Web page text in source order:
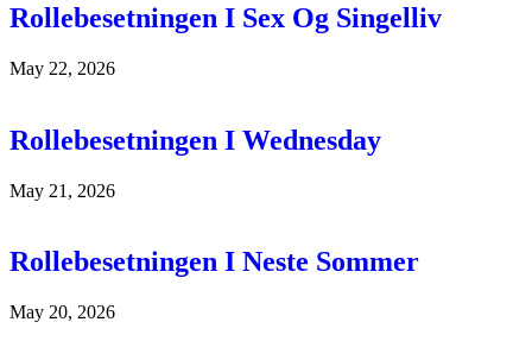
Rollebesetningen I Sex Og Singelliv
May 22, 2026
Rollebesetningen I Wednesday
May 21, 2026
Rollebesetningen I Neste Sommer
May 20, 2026